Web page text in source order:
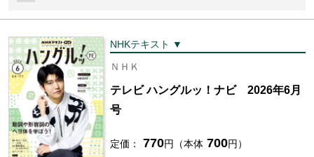
NHKテキスト ▼
ＮＨＫ
テレビ ハングルッ！ナビ 2026年6月
号
定価： 770円（本体 700円）